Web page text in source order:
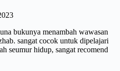
bukunya menambah wawasan
sangat cocok untuk dipelajari
seumur hidup, sangat recomend